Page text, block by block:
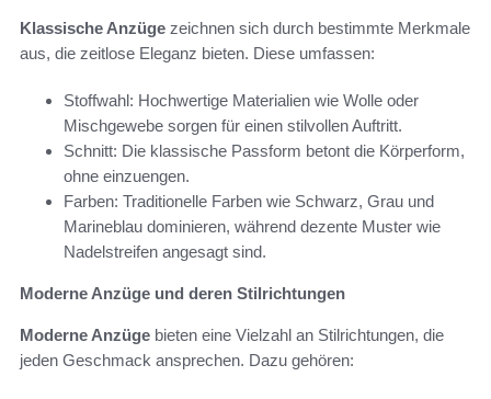
Klassische Anzüge zeichnen sich durch bestimmte Merkmale
aus, die zeitlose Eleganz bieten. Diese umfassen:
Stoffwahl: Hochwertige Materialien wie Wolle oder
Mischgewebe sorgen für einen stilvollen Auftritt.
Schnitt: Die klassische Passform betont die Körperform,
ohne einzuengen.
Farben: Traditionelle Farben wie Schwarz, Grau und
Marineblau dominieren, während dezente Muster wie
Nadelstreifen angesagt sind.
Moderne Anzüge und deren Stilrichtungen
Moderne Anzüge bieten eine Vielzahl an Stilrichtungen, die
jeden Geschmack ansprechen. Dazu gehören: